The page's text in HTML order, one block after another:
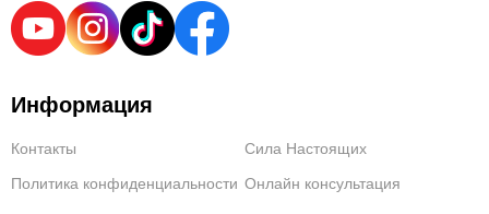
Информация
Контакты
Сила Настоящих
Политика конфиденциальности Онлайн консультация